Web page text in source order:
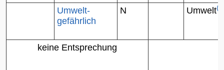
Umwelt-
gefährlich
N Umwelt
keine Entsprechung